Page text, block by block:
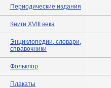
Периодические издания
Книги XVIII века
Энциклопедии, словари,
справочники
Фольклор
Плакаты